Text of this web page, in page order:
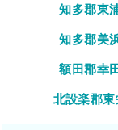
知多郡東
知多郡美
額田郡幸
北設楽郡